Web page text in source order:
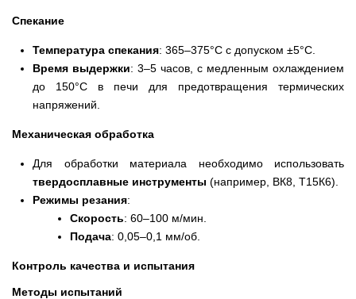
Спекание
Температура спекания: 365–375°C с допуском ±5°C.
Время выдержки: 3–5 часов, с медленным охлаждением
до 150°C в печи для предотвращения термических
напряжений.
Механическая обработка
Для обработки материала необходимо использовать
твердосплавные инструменты (например, ВК8, Т15К6).
Режимы резания:
Скорость: 60–100 м/мин.
Подача: 0,05–0,1 мм/об.
Контроль качества и испытания
Методы испытаний